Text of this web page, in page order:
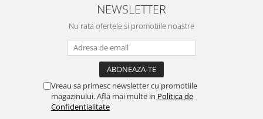
NEWSLETTER
Nu rata ofertele si promotiile noastre
Vreau sa primesc newsletter cu promotiile
magazinului. Afla mai multe in Politica de
Confidentialitate